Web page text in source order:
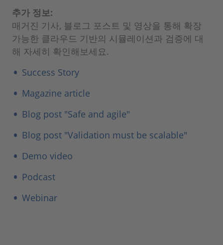
추가 정보:
매거진 기사, 블로그 포스트 및 영상을 통해 확장
가능한 클라우드 기반의 시뮬레이션과 검증에 대
해 자세히 확인해보세요.
Success Story
Magazine article
Blog post "Safe and agile"
Blog post "Validation must be scalable"
Demo video
Podcast
Webinar